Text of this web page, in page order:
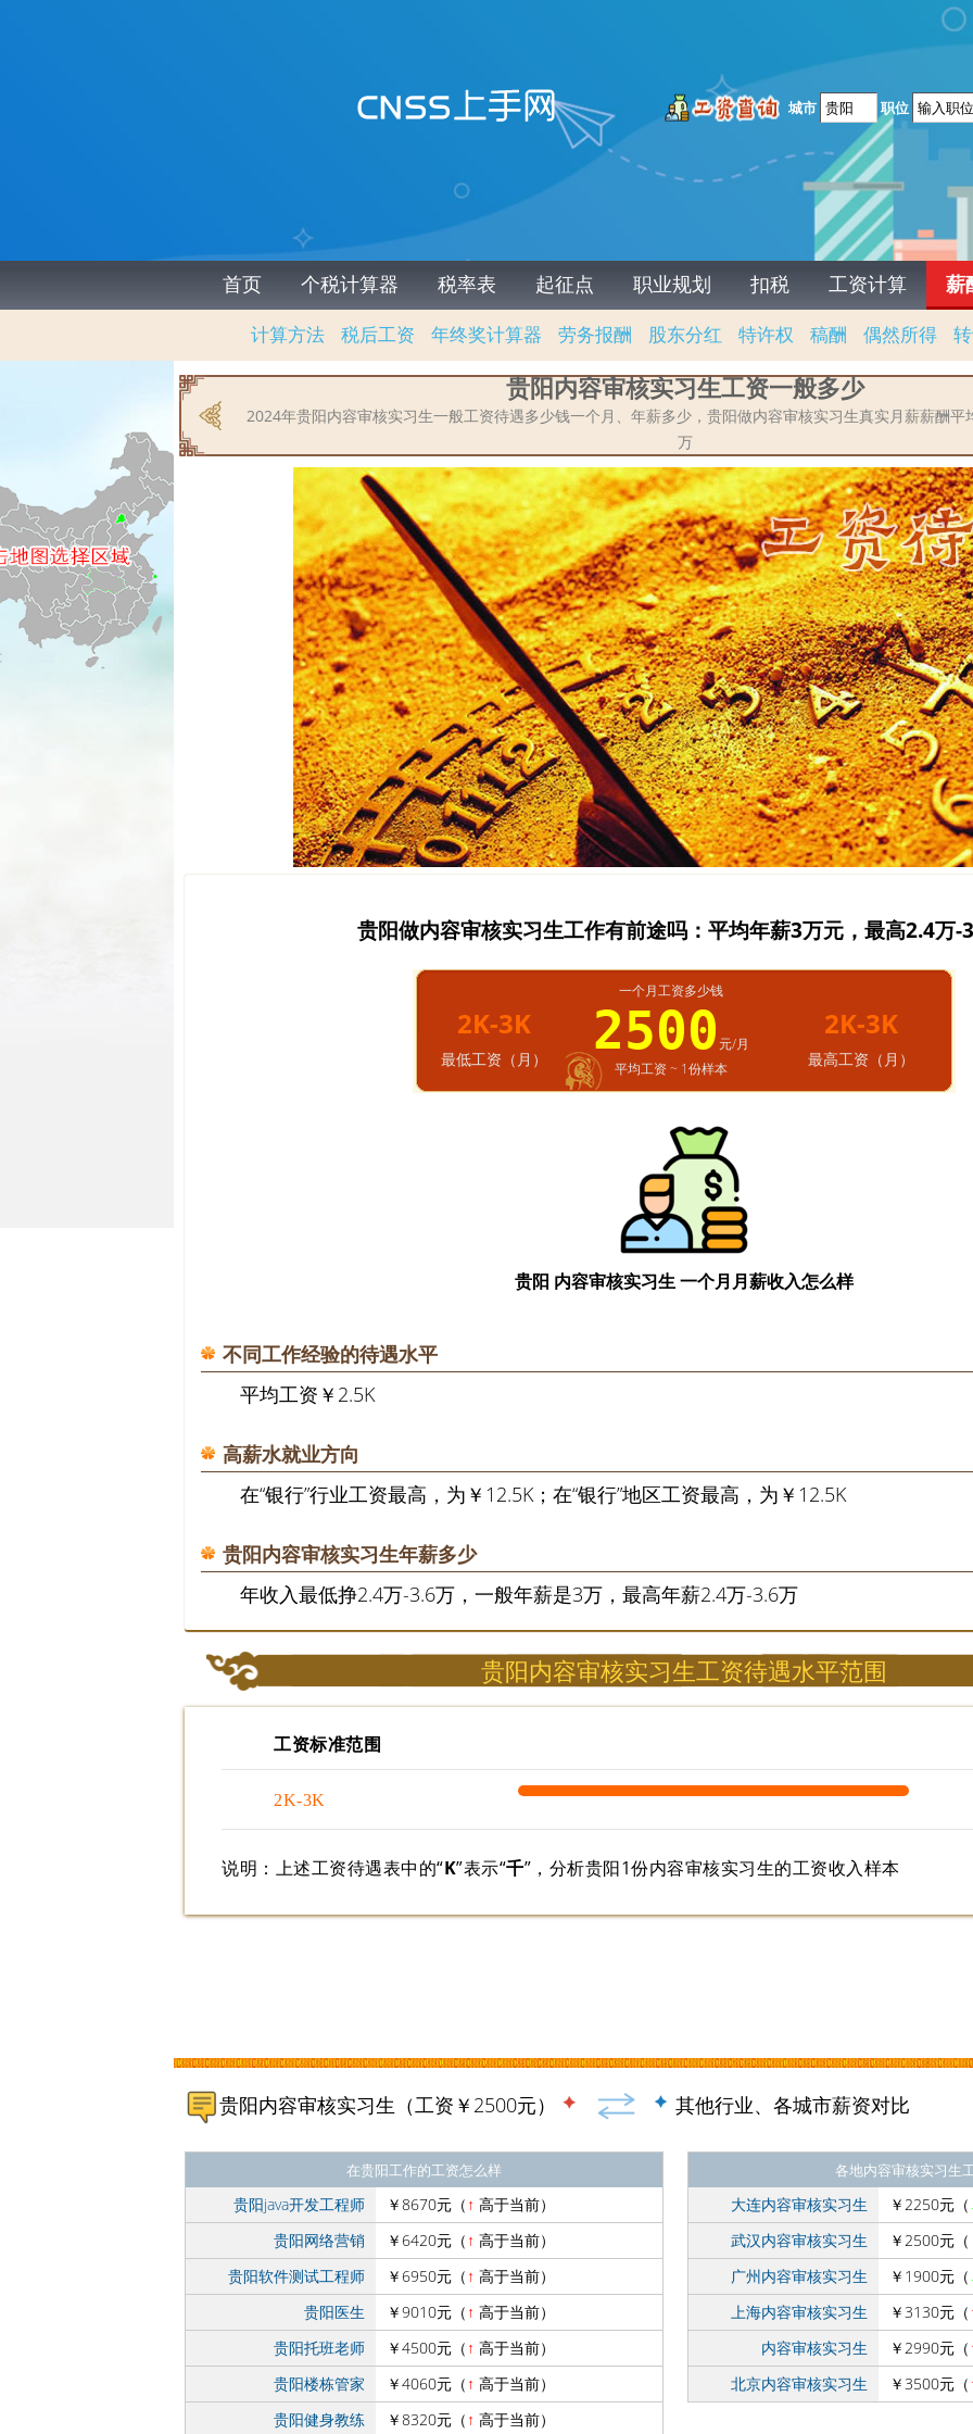
城市 职位
首页 个税计算器 税率表 起征点 职业规划 扣税 工资计算 薪
计算方法 税后工资 年终奖计算器 劳务报酬 股东分红 特许权 稿酬 偶然所得
贵阳内容审核实习生工资一般多少
2024年贵阳内容审核实习生一般工资待遇多少钱一个月、年薪多少，贵阳做内容审核实习生真实月薪薪酬
万
贵阳做内容审核实习生工作有前途吗：平均年薪3万元，最高2.4万-
2K-3K
最低工资（月）
一个月工资多少钱
2500元/月
平均工资 ~ 1份样本
2K-3K
最高工资（月）
贵阳 内容审核实习生 一个月月薪收入怎么样
不同工作经验的待遇水平
平均工资￥2.5K
高薪水就业方向
在“银行”行业工资最高，为￥12.5K；在“银行”地区工资最高，为￥12.5K
贵阳内容审核实习生年薪多少
年收入最低挣2.4万-3.6万，一般年薪是3万，最高年薪2.4万-3.6万
贵阳内容审核实习生工资待遇水平范围
工资标准范围
2K-3K
说明：上述工资待遇表中的“K”表示“千”，分析贵阳1份内容审核实习生的工资收入样本
贵阳内容审核实习生（工资￥2500元） 其他行业、各城市薪资对比
在贵阳工作的工资怎么样
贵阳java开发工程师 ￥8670元（ ↑ 高于当前）
贵阳网络营销
￥6420元（ ↑ 高于当前）
贵阳软件测试工程师
￥6950元（ ↑ 高于当前）
贵阳医生
￥9010元（ ↑ 高于当前）
贵阳托班老师
￥4500元（ ↑ 高于当前）
贵阳楼栋管家
￥4060元（ ↑ 高于当前）
贵阳健身教练
￥8320元（ ↑ 高于当前）
各地内容审核实习生
大连内容审核实习生 ￥2250元（
武汉内容审核实习生
￥2500元（
广州内容审核实习生
￥1900元（
上海内容审核实习生
￥3130元（
内容审核实习生
￥2990元（
北京内容审核实习生
￥3500元（